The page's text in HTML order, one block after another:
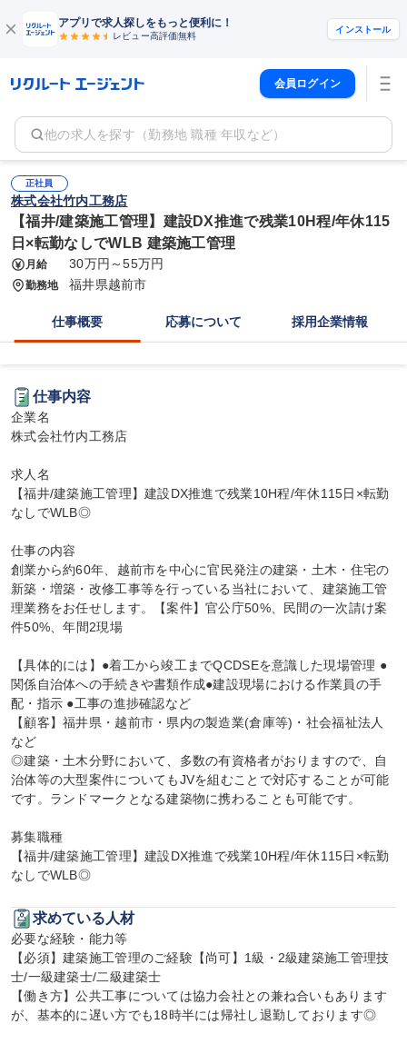
アプリで求人探しをもっと便利に！
レビュー高評価無料
インストール
会員ログイン
他の求人を探す（勤務地 職種 年収など）
正社員
株式会社竹内工務店
【福井/建築施工管理】建設DX推進で残業10H程/年休115
日×転勤なしでWLB 建築施工管理
月給 30万円～55万円
勤務地 福井県越前市
仕事概要 応募について 採用企業情報
仕事内容
企業名
株式会社竹内工務店
求人名
【福井/建築施工管理】建設DX推進で残業10H程/年休115日×転勤
なしでWLB◎
仕事の内容
創業から約60年、越前市を中心に官民発注の建築・土木・住宅の
新築・増築・改修工事等を行っている当社において、建築施工管
理業務をお任せします。【案件】官公庁50%、民間の一次請け案
件50%、年間2現場
【具体的には】●着工から竣工までQCDSEを意識した現場管理 ●
関係自治体への手続きや書類作成●建設現場における作業員の手
配・指示 ●工事の進捗確認など
【顧客】福井県・越前市・県内の製造業(倉庫等)・社会福祉法人
など
◎建築・土木分野において、多数の有資格者がおりますので、自
治体等の大型案件についてもJVを組むことで対応することが可能
です。ランドマークとなる建築物に携わることも可能です。
募集職種
【福井/建築施工管理】建設DX推進で残業10H程/年休115日×転勤
なしでWLB◎
求めている人材
必要な経験・能力等
【必須】建築施工管理のご経験【尚可】1級・2級建築施工管理技
士/一級建築士/二級建築士
【働き方】公共工事については協力会社との兼ね合いもあります
が、基本的に遅い方でも18時半には帰社し退勤しております◎